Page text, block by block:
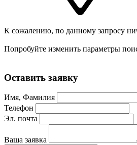
К сожалению, по данному запросу
Попробуйте изменить параметры
Оставить заявку
Имя, Фамилия
Телефон
Эл. почта
Ваша заявка